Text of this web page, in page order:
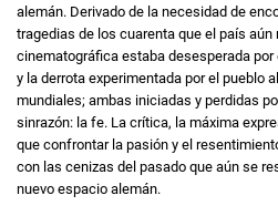
alemán. Derivado de la necesidad de
tragedias de los cuarenta que el país
cinematográfica estaba desesperada por
y la derrota experimentada por el pueblo
mundiales; ambas iniciadas y perdidas
sinrazón: la fe. La crítica, la máxima
que confrontar la pasión y el
con las cenizas del pasado que aún se
nuevo espacio alemán.